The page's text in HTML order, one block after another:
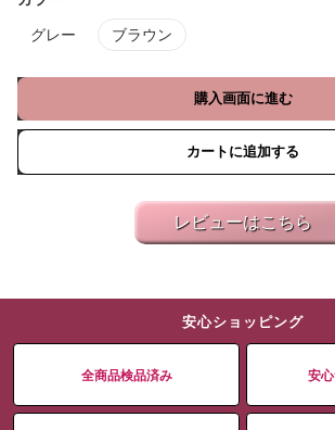
グレー ブラウン
購入画面に進む
カートに追加する
レビューはこちら
安心ショッピング
全商品検品済み 安